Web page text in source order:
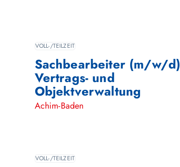
Sachbearbeiter (m/w/d)
Vertrags- und
Objektverwaltung
Achim-Baden
VOLL-/TEILZEIT
VOLL-/TEILZEIT